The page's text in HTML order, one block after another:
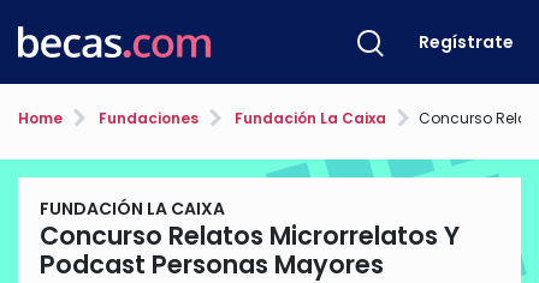
Regístrate
Home Fundaciones Fundación La Caixa Concurso Relatos
FUNDACIÓN LA CAIXA
Concurso Relatos Microrrelatos Y
Podcast Personas Mayores